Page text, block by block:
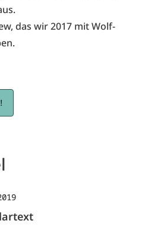
das wir 2017 mit Wolf-